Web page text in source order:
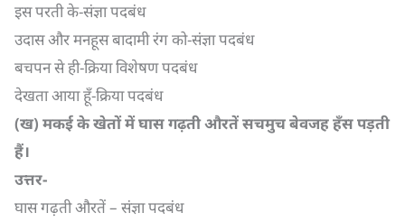
इस परती के-संज्ञा पदबंध
उदास और मनहूस बादामी रंग को-संज्ञा पदबंध
बचपन से ही-क्रिया विशेषण पदबंध
देखता आया हूँ-क्रिया पदबंध
(ख) मकई के खेतों में घास गढ़ती औरतें सचमुच बेवजह हँस पड़ती
हैं।
उत्तर-
घास गढ़ती औरतें – संज्ञा पदबंध